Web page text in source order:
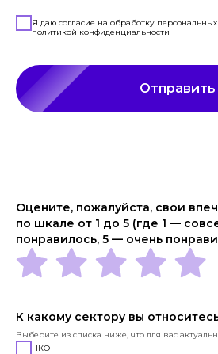
Я даю согласие на обработку
политикой конфиденциальности
Отправить
Оцените, пожалуйста, свои
по шкале от 1 до 5 (где 1 —
понравилось, 5 — очень
К какому сектору вы
Выберите из списка ниже, что для вас
НКО